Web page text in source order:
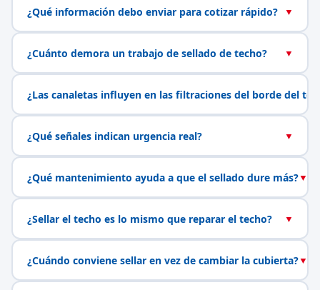
¿Qué información debo enviar para cotizar rápido? ▼
¿Cuánto demora un trabajo de sellado de techo? ▼
¿Las canaletas influyen en las filtraciones del borde del
¿Qué señales indican urgencia real? ▼
¿Qué mantenimiento ayuda a que el sellado dure más?▼
¿Sellar el techo es lo mismo que reparar el techo? ▼
¿Cuándo conviene sellar en vez de cambiar la cubierta?▼